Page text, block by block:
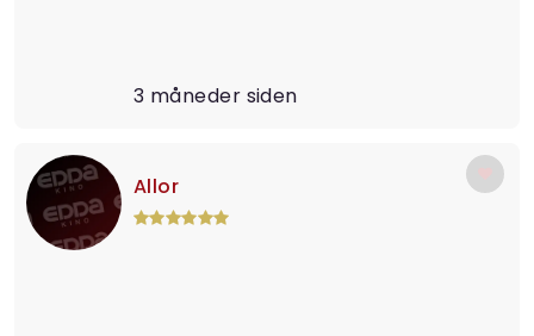
3 måneder siden
Allor